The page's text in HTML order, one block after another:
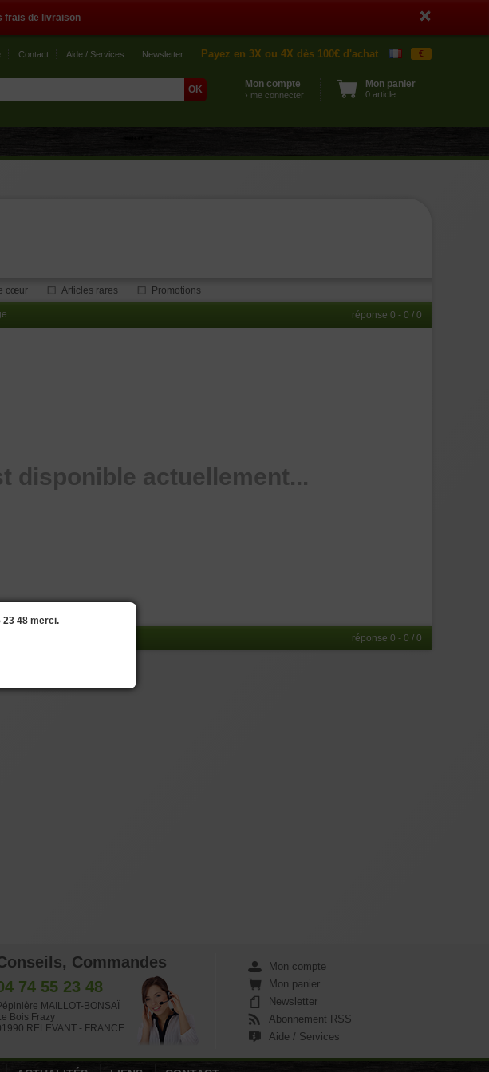
frais de livraison
Contact Aide / Services Newsletter Payez en 3X ou 4X dès 100€ d'achat €
Mon compte
› me connecter
Mon panier
0 article
cœur Articles rares Promotions
réponse 0 - 0 / 0
disponible actuellement...
réponse 0 - 0 / 0
Commandes
74 55 23 48
MAILLOT-BONSAÏ
Bois Frazy
RELEVANT - FRANCE
Mon compte
Mon panier
Newsletter
Abonnement RSS
Aide / Services
23 48 merci.